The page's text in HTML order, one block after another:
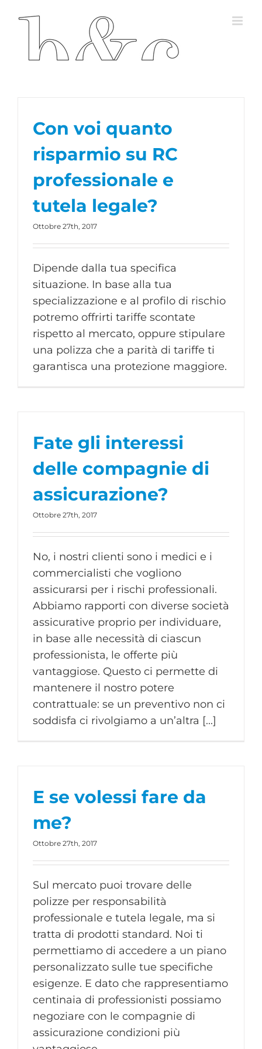
contenuto
Con voi quanto
risparmio su RC
professionale e
tutela legale?
Ottobre 27th, 2017
Dipende dalla tua specifica
situazione. In base alla tua
specializzazione e al profilo di rischio
potremo offrirti tariffe scontate
rispetto al mercato, oppure stipulare
una polizza che a parità di tariffe ti
garantisca una protezione maggiore.
Fate gli interessi
delle compagnie di
assicurazione?
Ottobre 27th, 2017
No, i nostri clienti sono i medici e i
commercialisti che vogliono
assicurarsi per i rischi professionali.
Abbiamo rapporti con diverse società
assicurative proprio per individuare,
in base alle necessità di ciascun
professionista, le offerte più
vantaggiose. Questo ci permette di
mantenere il nostro potere
contrattuale: se un preventivo non ci
soddisfa ci rivolgiamo a un’altra [...]
E se volessi fare da
me?
Ottobre 27th, 2017
Sul mercato puoi trovare delle
polizze per responsabilità
professionale e tutela legale, ma si
tratta di prodotti standard. Noi ti
permettiamo di accedere a un piano
personalizzato sulle tue specifiche
esigenze. E dato che rappresentiamo
centinaia di professionisti possiamo
negoziare con le compagnie di
assicurazione condizioni più